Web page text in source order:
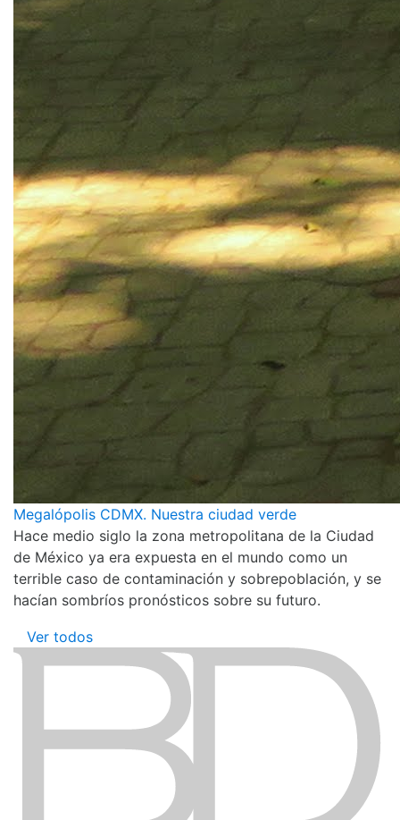
Megalópolis CDMX. Nuestra ciudad verde
Hace medio siglo la zona metropolitana de la Ciudad
de México ya era expuesta en el mundo como un
terrible caso de contaminación y sobrepoblación, y se
hacían sombríos pronósticos sobre su futuro.
Ver todos